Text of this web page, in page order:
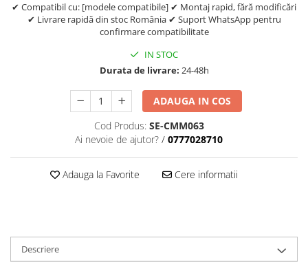
✔ Compatibil cu: [modele compatibile] ✔ Montaj rapid, fără modificări
✔ Livrare rapidă din stoc România ✔ Suport WhatsApp pentru
confirmare compatibilitate
IN STOC
Durata de livrare: 24-48h
ADAUGA IN COS
Cod Produs: SE-CMM063
Ai nevoie de ajutor? / 0777028710
Adauga la Favorite Cere informatii
Descriere